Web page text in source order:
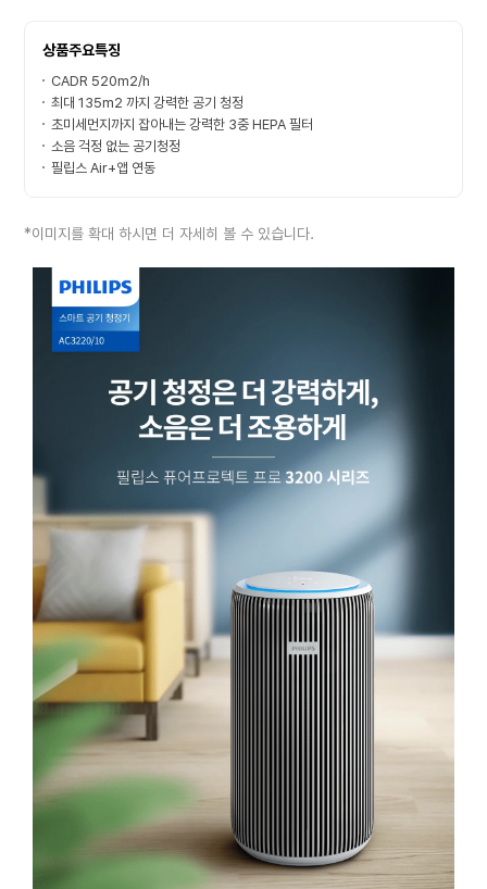
상품주요특징
CADR 520m2/h
최대 135m2 까지 강력한 공기 청정
초미세먼지까지 잡아내는 강력한 3중 HEPA 필터
소음 걱정 없는 공기청정
필립스 Air+앱 연동
*이미지를 확대 하시면 더 자세히 볼 수 있습니다.